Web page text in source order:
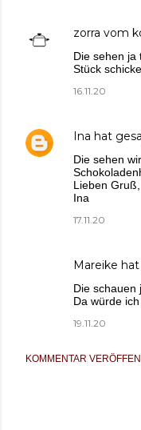
zorra vom
Die sehen ja
Stück
16.11.20
Ina hat
Die sehen
Lieben Gruß,
Ina
17.11.20
Mareike
Die schauen
Da würde
19.11.20
KOMMENTAR